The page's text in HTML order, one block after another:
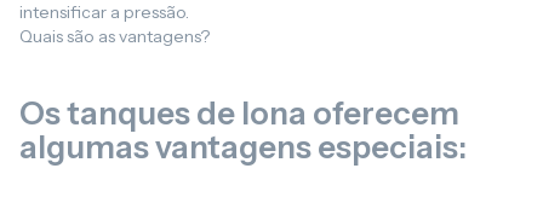
intensificar a pressão.
Quais são as vantagens?
Os tanques de lona oferecem
algumas vantagens especiais: